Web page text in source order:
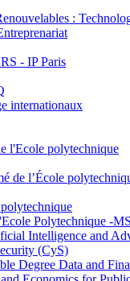
:
- IP Paris
internationaux
l'Ecole polytechnique
de l’École
Polytechnique -
Intelligence and
(CyS)
Degree Data and